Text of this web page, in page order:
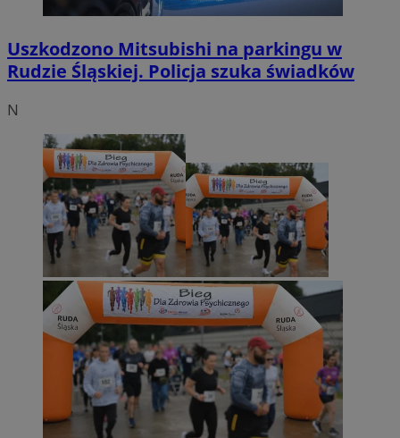
Uszkodzono Mitsubishi na parkingu w
Rudzie Śląskiej. Policja szuka świadków
N